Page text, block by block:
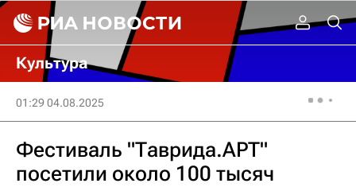
Культура
01:29 04.08.2025
Фестиваль "Таврида.АРТ"
посетили около 100 тысяч